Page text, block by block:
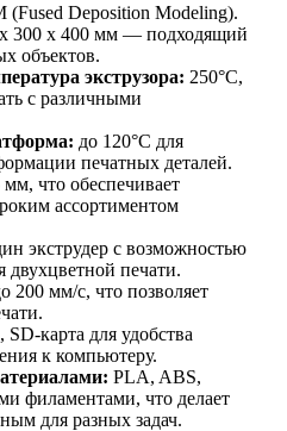
(Fused Deposition Modeling).
300 x 400 мм — подходящий
объектов.
экструзора: 250°C,
с различными
до 120°C для
печатных деталей.
мм, что обеспечивает
ассортиментом
экструдер с возможностью
двухцветной печати.
200 мм/с, что позволяет
SD-карта для удобства
к компьютеру.
PLA, ABS,
филаментами, что делает
для разных задач.